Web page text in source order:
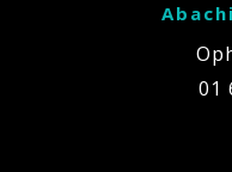
01